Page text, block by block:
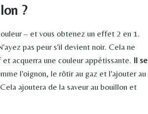
?
– et vous obtenez un effet 2 en 1.
pas peur s'il devient noir. Cela ne
acquerra une couleur appétissante. Il se
l'oignon, le rôtir au gaz et l'ajouter au
ajoutera de la saveur au bouillon et